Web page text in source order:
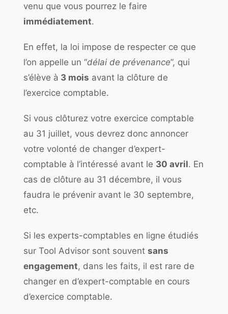
venu que vous pourrez le faire
immédiatement.
En effet, la loi impose de respecter ce que
l’on appelle un “délai de prévenance”, qui
s’élève à 3 mois avant la clôture de
l’exercice comptable.
Si vous clôturez votre exercice comptable
au 31 juillet, vous devrez donc annoncer
votre volonté de changer d’expert-
comptable à l’intéressé avant le 30 avril. En
cas de clôture au 31 décembre, il vous
faudra le prévenir avant le 30 septembre,
etc.
Si les experts-comptables en ligne étudiés
sur Tool Advisor sont souvent sans
engagement, dans les faits, il est rare de
changer en d’expert-comptable en cours
d’exercice comptable.